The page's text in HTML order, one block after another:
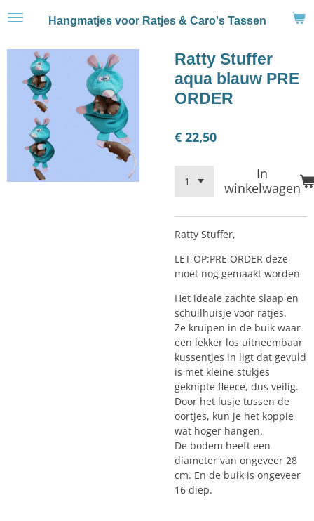
Ga
hoofdinhoud
Hangmatjes voor Ratjes & Caro's Tassen
Ratty Stuffer
aqua blauw PRE
ORDER
€ 22,50
In
winkelwagen
Ratty Stuffer,
LET OP:PRE ORDER deze
moet nog gemaakt worden
Het ideale zachte slaap en
schuilhuisje voor ratjes.
Ze kruipen in de buik waar
een lekker los uitneembaar
kussentjes in ligt dat gevuld
is met kleine stukjes
geknipte fleece, dus veilig.
Door het lusje tussen de
oortjes, kun je het koppie
wat hoger hangen.
De bodem heeft een
diameter van ongeveer 28
cm. En de buik is ongeveer
16 diep.